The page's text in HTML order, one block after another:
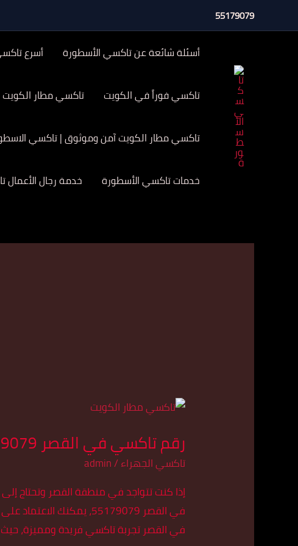
إلى
55179079
أسئلة شائعة عن تاكسي الأسطورة أسرع
تاكسي فوراً في الكويت تاكسي مطار الكويت 24 ساعة | تاكسي الاسطورة – اتصل 55179079
تاكسي مطار الكويت آمن وموثوق | تاكسي الاسطورة
خدمات تاكسي الأسطورة خدمة رجال
رقم تاكسي في القصر 55179079
تاكسي الجهراء/
admin
إذا كنت تتواجد في منطقة القصر وتحتاج
في القصر 55179079،
في القصر تجربة تاكسي فريدة ومميزة،
رقم
في
القصر